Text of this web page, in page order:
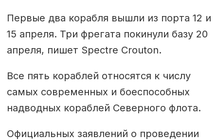
Первые два корабля вышли из порта 12 и
15 апреля. Три фрегата покинули базу 20
апреля, пишет Spectre Crouton.
Все пять кораблей относятся к числу
самых современных и боеспособных
надводных кораблей Северного флота.
Официальных заявлений о проведении